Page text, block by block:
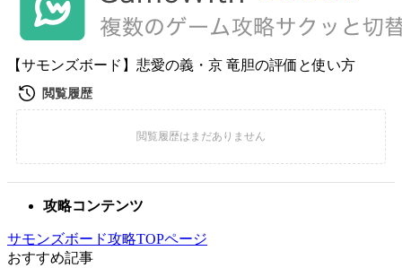
【サモンズボード】悲愛の義・京 竜胆の評価と使い方
攻略コンテンツ
サモンズボード攻略TOPページ
おすすめ記事